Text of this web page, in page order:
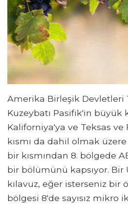
Amerika Birleşik Devletleri
Kuzeybatı Pasifik'in büyük
Kaliforniya'ya ve Teksas ve
kısmı da dahil olmak
bir kısmından 8. bölgede
bir bölümünü kapsıyor. Bir
kılavuz, eğer isterseniz bir
bölgesi 8'de sayısız mikro